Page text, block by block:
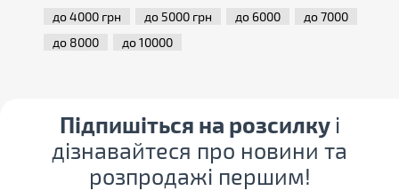
до 4000 грн
до 5000 грн до 6000
до 7000
до 8000
до 10000
Підпишіться на розсилку і
дізнавайтеся про новини та
розпродажі першим!